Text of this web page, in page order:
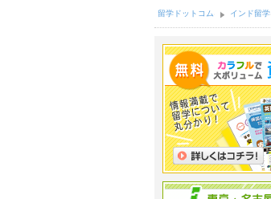
ホーム
留学ドットコム インド留学